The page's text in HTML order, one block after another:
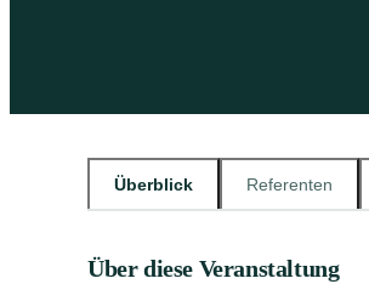
Überblick Referenten
Über diese Veranstaltung